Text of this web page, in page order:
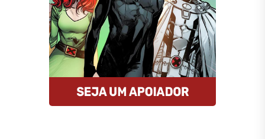
opinião de credibilidade, sempre
combatendo o ódio e a fake news
da internet.
Quero Apoiar